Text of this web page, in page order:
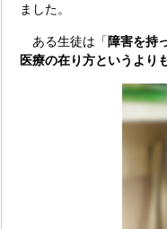
ました。
ある生徒は「 障害を持
医療の在り方というより